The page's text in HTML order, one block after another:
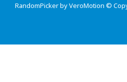
RandomPicker by VeroMotion ©